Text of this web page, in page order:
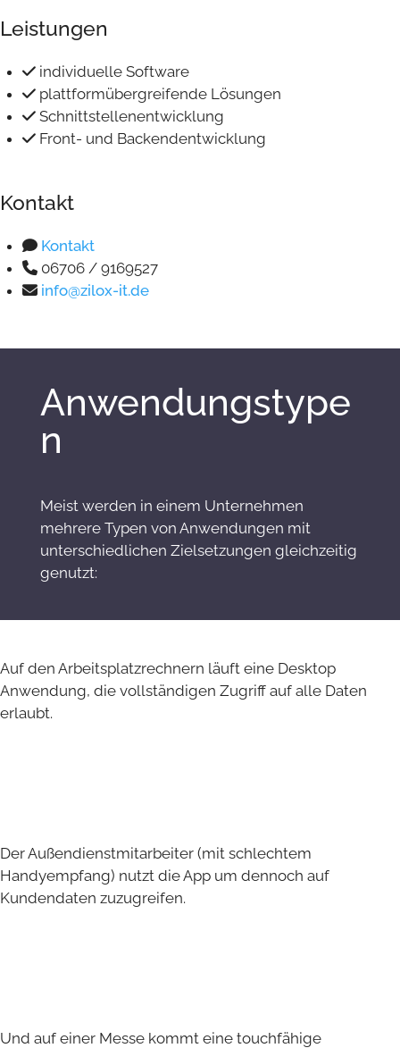
Leistungen
individuelle Software
plattformübergreifende Lösungen
Schnittstellenentwicklung
Front- und Backendentwicklung
Kontakt
Kontakt
06706 / 9169527
info@zilox-it.de
Anwendungstype
n
Meist werden in einem Unternehmen
mehrere Typen von Anwendungen mit
unterschiedlichen Zielsetzungen gleichzeitig
genutzt:
Auf den Arbeitsplatzrechnern läuft eine Desktop
Anwendung, die vollständigen Zugriff auf alle Daten
erlaubt.
Der Außendienstmitarbeiter (mit schlechtem
Handyempfang) nutzt die App um dennoch auf
Kundendaten zuzugreifen.
Und auf einer Messe kommt eine touchfähige